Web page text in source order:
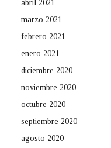
abril 2021
marzo 2021
febrero 2021
enero 2021
diciembre 2020
noviembre 2020
octubre 2020
septiembre 2020
agosto 2020